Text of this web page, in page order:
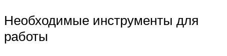
Необходимые инструменты для
работы